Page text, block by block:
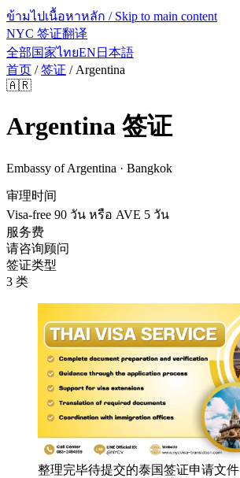
ข้ามไปเนื้อหาหลัก / Skip to main content
NYC 签证翻译
全部国家ไทยEN 日本語
首页 /签证 / Argentina
🇦🇷
Argentina 签证
Embassy of Argentina · Bangkok
审理时间
Visa-free 90 วัน หรือ AVE 5 วัน
服务费
请咨询顾问
签证类型
3 类
整理完毕待提交的泰国签证申请文件